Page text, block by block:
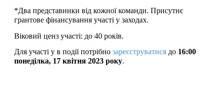
*Два представники від кожної команди. Присутнє
грантове фінансування участі у заходах.
Віковий ценз участі: до 40 років.
Для участі у в події потрібнозареєструватися до 16:00
понеділка, 17 квітня 2023 року.